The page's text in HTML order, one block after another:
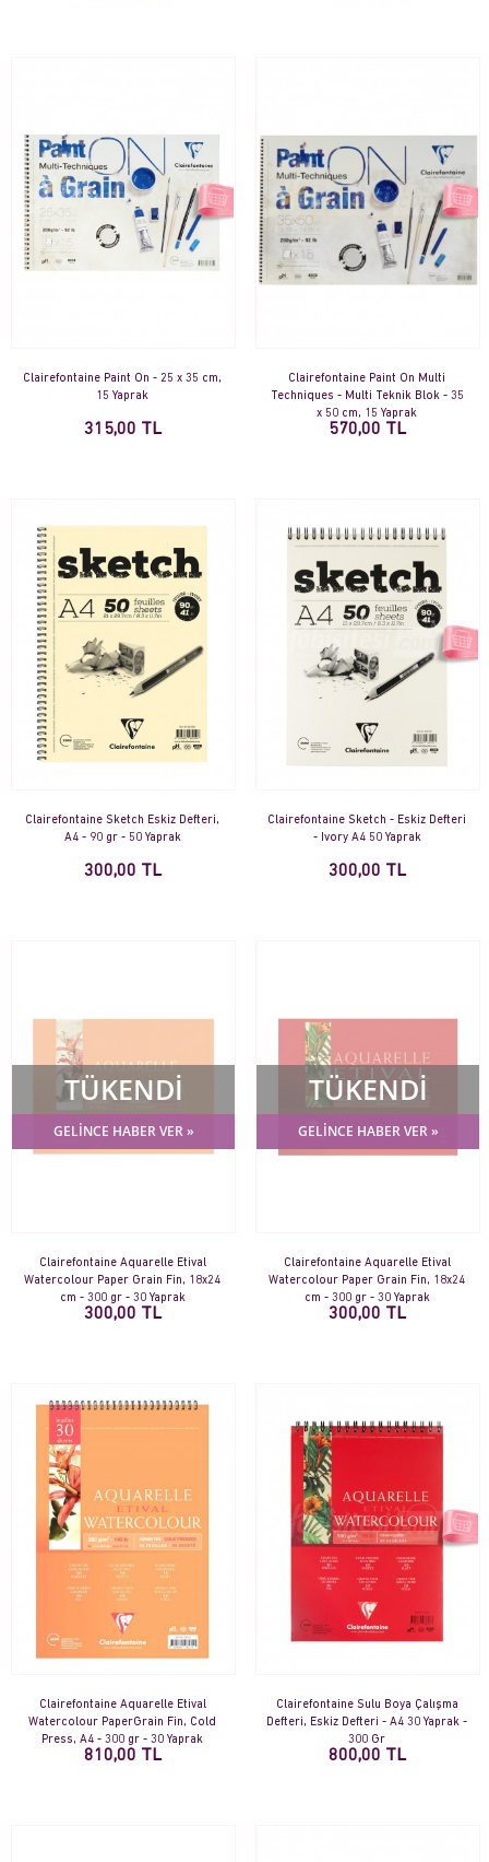
Clairefontaine Paint On - 25 x 35 cm,
15 Yaprak
315,00 TL
Clairefontaine Paint On Multi
Techniques - Multi Teknik Blok - 35
x 50 cm, 15 Yaprak
570,00 TL
Clairefontaine Sketch Eskiz Defteri,
A4 - 90 gr - 50 Yaprak
300,00 TL
Clairefontaine Sketch - Eskiz Defteri
- Ivory A4 50 Yaprak
300,00 TL
TÜKENDİ
GELİNCE HABER VER »
Clairefontaine Aquarelle Etival
Watercolour Paper Grain Fin, 18x24
cm - 300 gr - 30 Yaprak
300,00 TL
TÜKENDİ
GELİNCE HABER VER »
Clairefontaine Aquarelle Etival
Watercolour Paper Grain Fin, 18x24
cm - 300 gr - 30 Yaprak
300,00 TL
Clairefontaine Aquarelle Etival
Watercolour PaperGrain Fin, Cold
Press, A4 - 300 gr - 30 Yaprak
810,00 TL
Clairefontaine Sulu Boya Çalışma
Defteri, Eskiz Defteri - A4 30 Yaprak -
300 Gr
800,00 TL